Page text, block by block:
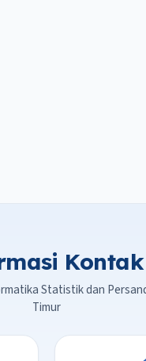
Kontak
Statistik dan
Timur